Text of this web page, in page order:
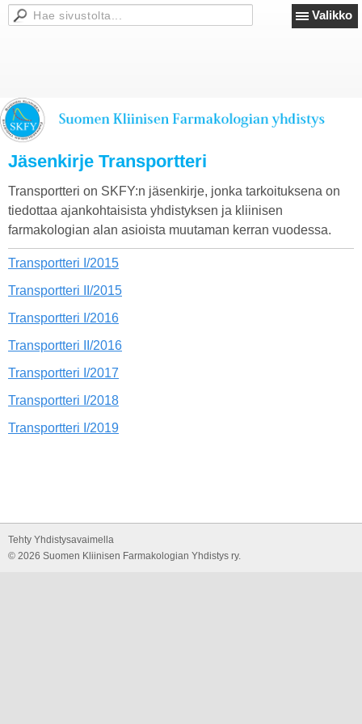
Valikko
Jäsenkirje Transportteri
Transportteri on SKFY:n jäsenkirje, jonka tarkoituksena on
tiedottaa ajankohtaisista yhdistyksen ja kliinisen
farmakologian alan asioista muutaman kerran vuodessa.
Transportteri I/2015
Transportteri II/2015
Transportteri I/2016
Transportteri II/2016
Transportteri I/2017
Transportteri I/2018
Transportteri I/2019
Tehty Yhdistysavaimella
© 2026 Suomen Kliinisen Farmakologian Yhdistys ry.